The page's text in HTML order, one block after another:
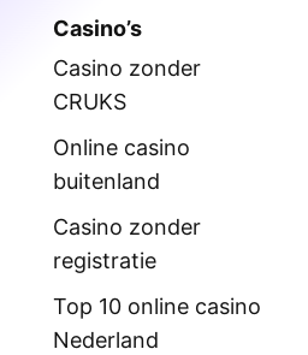
Casino’s
Casino zonder
CRUKS
Online casino
buitenland
Casino zonder
registratie
Top 10 online casino
Nederland